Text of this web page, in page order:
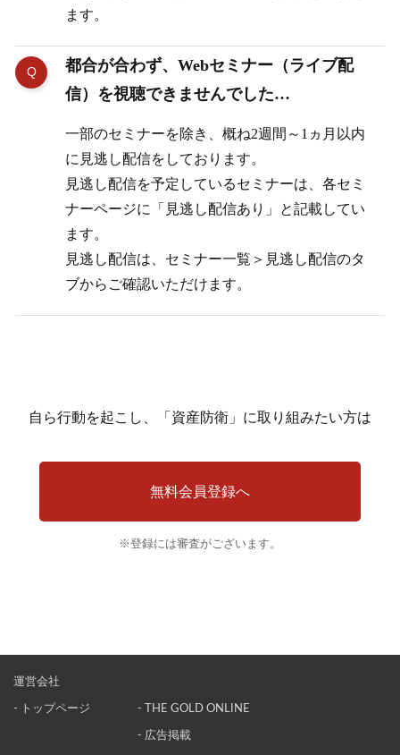
ます。
都合が合わず、Webセミナー（ライブ配
信）を視聴できませんでした…
一部のセミナーを除き、概ね2週間～1ヵ月以内
に見逃し配信をしております。
見逃し配信を予定しているセミナーは、各セミ
ナーページに「見逃し配信あり」と記載してい
ます。
見逃し配信は、セミナー一覧＞見逃し配信のタ
ブからご確認いただけます。
自ら行動を起こし、「資産防衛」に取り組みたい方は
無料会員登録へ
※登録には審査がございます。
運営会社
- トップページ - THE GOLD ONLINE
- 広告掲載